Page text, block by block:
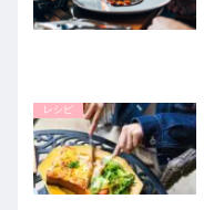
レシピ